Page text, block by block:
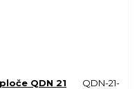
QDN 21
QDN-21-